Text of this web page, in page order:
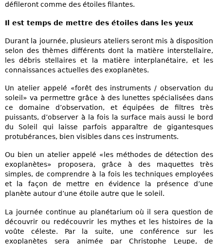
défileront comme des étoiles filantes.
Il est temps de mettre des étoiles dans les yeux
Durant la journée, plusieurs ateliers seront mis à disposition
selon des thèmes différents dont la matière interstellaire,
les débris stellaires et la matière interplanétaire, et les
connaissances actuelles des exoplanètes.
Un atelier appelé «forêt des instruments / observation du
soleil» va permettre grâce à des lunettes spécialisées dans
ce domaine d’observation, et équipées de filtres très
puissants, d’observer à la fois la surface mais aussi le bord
du Soleil qui laisse parfois apparaître de gigantesques
protubérances, bien visibles dans ces instruments.
Ou bien un atelier appelé «les méthodes de détection des
exoplanètes» proposera, grâce à des maquettes très
simples, de comprendre à la fois les techniques employées
et la façon de mettre en évidence la présence d’une
planète autour d’une étoile autre que le soleil.
La journée continue au planétarium où il sera question de
découvrir ou redécouvrir les mythes et les histoires de la
voûte céleste. Par la suite, une conférence sur les
exoplanètes sera animée par Christophe Leupe, de